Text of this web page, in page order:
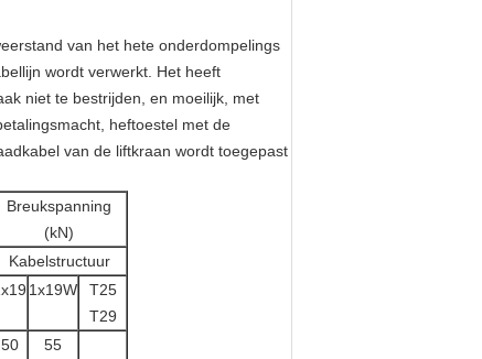
van het hete onderdompelings
wordt verwerkt. Het heeft
niet te bestrijden, en moeilijk, met
heftoestel met de
van de liftkraan wordt toegepast
Breukspanning
(kN)
Kabelstructuur
1x19W
T25
T29
50 55